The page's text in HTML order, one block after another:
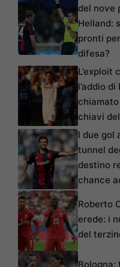
del nove
Helland:
pronti
difesa?
L’exploit
l’addio
chiavi
I due gol
tunnel
destino
chance
Roberto
erede: i
del
Bologna: